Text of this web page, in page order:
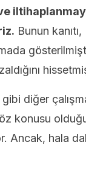
Bunun
gibi diğer
konusu
Ancak, hala